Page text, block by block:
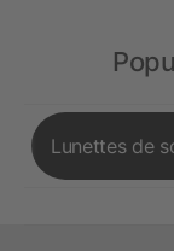
Lunettes de